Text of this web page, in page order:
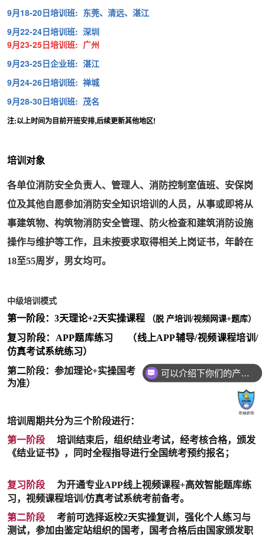
9月18-20日培训班: 东莞、清远、湛江
9月22-24日培训班: 深圳
9月23-25日培训班: 广州
9月23-25日企业班: 湛江
9月24-26日培训班: 禅城
9月28-30日培训班: 茂名
注:以上时间为目前开班安排,后续更新其他地区!
培训对象
各单位消防安全负责人、管理人、消防控制室值班、安保岗
位及其他自愿参加消防安全知识培训的人员，从事或即将从
事建筑物、构筑物消防安全管理、防火检查和建筑消防设施
操作与维护等工作，且未按要求取得相关上岗证书，年龄在
18至55周岁，男女均可。
中级培训模式
第一阶段：3天理论+2天实操课程 （脱 产培训/视频网课+题库）
复习阶段：APP题库练习
（线上APP辅导/视频课程培训/
仿真考试系统练习）
第二阶段：参加理论+实操国考
（具体时间以鉴定站通知
为准）
培训周期共分为三个阶段进行：
第一阶段
培训结束后，组织结业考试，经考核合格，颁发
《结业证书》，同时全程指导进行全国统考预约报名；
复习阶段
为开通专业APP线上视频课程+高效智能题库练
习，视频课程培训/仿真考试系统考前备考。
第二阶段
考前可选择返校2天实操复训，强化个人练习与
测试，参加由鉴定站组织的国考，国考合格后由国家颁发职